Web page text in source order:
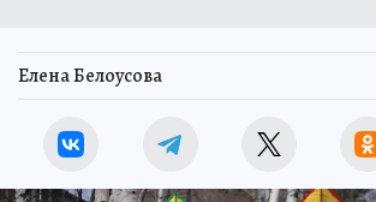
Елена Белоусова